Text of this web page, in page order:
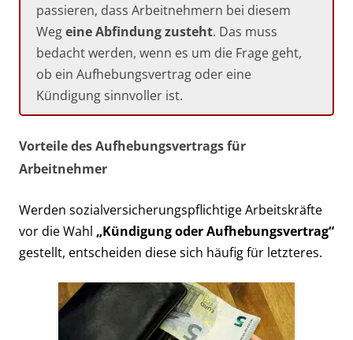
passieren, dass Arbeitnehmern bei diesem
Wegeine Abfindung zusteht. Das muss
bedacht werden, wenn es um die Frage geht,
ob ein Aufhebungsvertrag oder eine
Kündigung sinnvoller ist.
Vorteile des Aufhebungsvertrags für
Arbeitnehmer
Werden sozialversicherungspflichtige Arbeitskräfte
vor die Wahl „Kündigung oder Aufhebungsvertrag“
gestellt, entscheiden diese sich häufig für letzteres.